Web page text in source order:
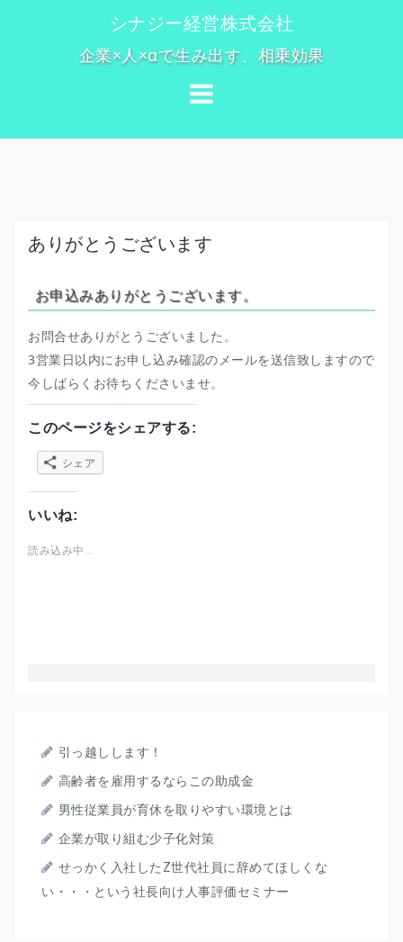
シナジー経営株式会社
企業×人×αで生み出す、相乗効果
ありがとうございます
お申込みありがとうございます。
お問合せありがとうございました。
3営業日以内にお申し込み確認のメールを送信致しますので
今しばらくお待ちくださいませ。
このページをシェアする:
シェア
いいね:
読み込み中…
引っ越しします！
高齢者を雇用するならこの助成金
男性従業員が育休を取りやすい環境とは
企業が取り組む少子化対策
せっかく入社したZ世代社員に辞めてほしくな
い・・・という社長向け人事評価セミナー